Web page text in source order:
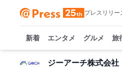
プレスリリ
新着 エンタメ グルメ 旅
ジーアーチ株式会社